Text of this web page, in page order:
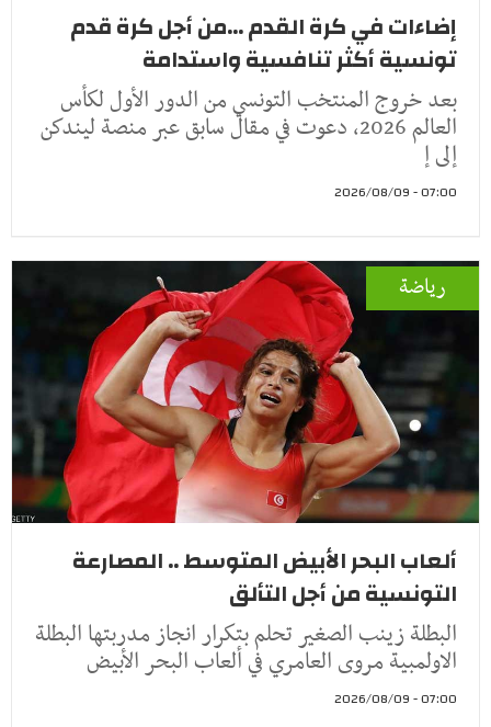
إضاءات في كرة القدم ...من أجل كرة قدم
تونسية أكثر تنافسية واستدامة
بعد خروج المنتخب التونسي من الدور الأول لكأس
العالم 2026، دعوت في مقال سابق عبر منصة ليندكن
إلى إ
07:00 - 2026/08/09
رياضة
ألعاب البحر الأبيض المتوسط .. المصارعة
التونسية من أجل التألق
البطلة زينب الصغير تحلم بتكرار انجاز مدربتها البطلة
الاولمبية مروى العامري في ألعاب البحر الأبيض
07:00 - 2026/08/09